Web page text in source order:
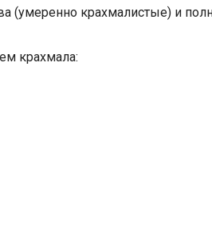
(умеренно крахмалистые) и
крахмала: